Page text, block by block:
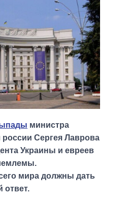
министра
Сергея Лаврова
Украины и евреев
мира должны дать
ответ.